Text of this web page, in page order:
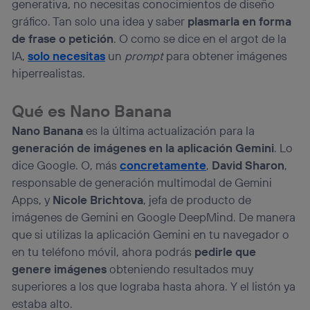
generativa, no necesitas conocimientos de diseño
gráfico. Tan solo una idea y saber plasmarla en forma
de frase o petición. O como se dice en el argot de la
IA,solo necesitas un promptpara obtener imágenes
hiperrealistas.
Qué es Nano Banana
Nano Bananaes la última actualización para la
generación de imágenes en la aplicación Gemini. Lo
dice Google. O, másconcretamente, David Sharon,
responsable de generación multimodal de Gemini
Apps, y Nicole Brichtova, jefa de producto de
imágenes de Gemini en Google DeepMind. De manera
que si utilizas la aplicación Gemini en tu navegador o
en tu teléfono móvil, ahora podrás pedirle que
genere imágenesobteniendo resultados muy
superiores a los que lograba hasta ahora. Y el listón ya
estaba alto.
identificador. Típicamente:
Si utilizas una conexión de banda ancha(p. ej., Wi-Fi),
el marketing o análisis se realizará en función de las
actividades de navegación de los miembros del hogar
que hayan dado su consentimiento.
navegación del usuario del móvil.
Puedes gestionar los consentimientos Utiq seleccionando
“Administrar Utiq” en la parte inferior de esta página web o
visitando el
portal de privacidad de Utiq
(“consenthub”). Para más información, consulta
la política de privacidad de Utiq.